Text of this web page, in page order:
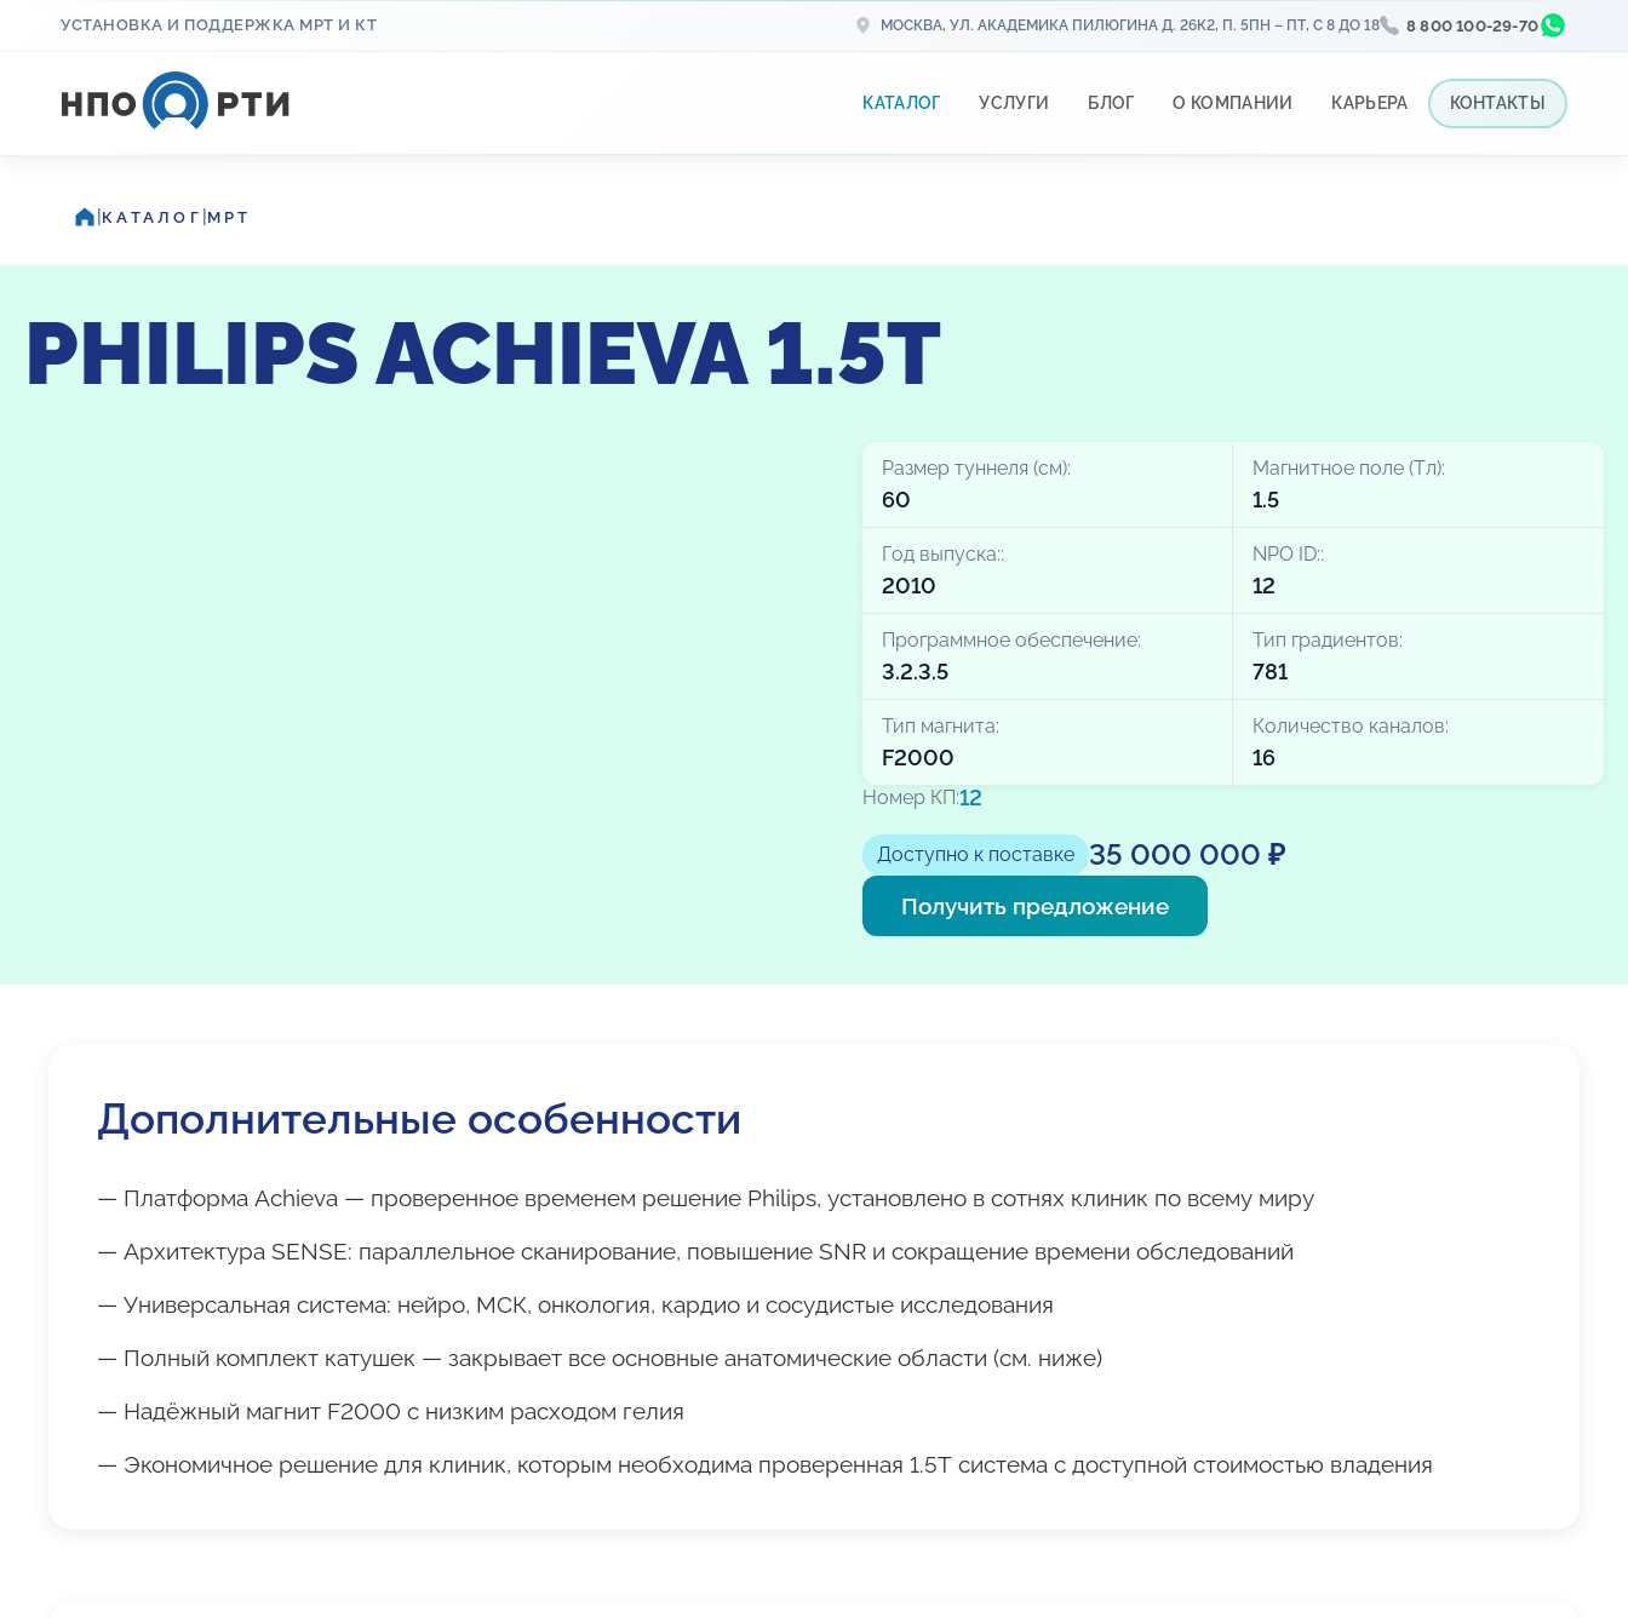
УСТАНОВКА И ПОДДЕРЖКА МРТ И КТ МОСКВА, УЛ. АКАДЕМИКА ПИЛЮГИНА Д. 26К2, П. 5ПН – ПТ, С 8 ДО 18 8 800 100-29-70
КАТАЛОГ УСЛУГИ БЛОГ О КОМПАНИИ КАРЬЕРА КОНТАКТЫ
|КАТАЛОГ |МРТ
PHILIPS ACHIEVA 1.5T
Размер туннеля (см):
60
Магнитное поле (Тл):
1.5
Год выпуска::
2010
NPO ID::
12
Программное обеспечение:
3.2.3.5
Тип градиентов:
781
Тип магнита:
F2000
Количество каналов:
16
Номер КП:12
Доступно к поставке 35 000 000 ₽
Получить предложение
Дополнительные особенности
— Платформа Achieva — проверенное временем решение Philips, установлено в сотнях клиник по всему миру
— Архитектура SENSE: параллельное сканирование, повышение SNR и сокращение времени обследований
— Универсальная система: нейро, МСК, онкология, кардио и сосудистые исследования
— Полный комплект катушек — закрывает все основные анатомические области (см. ниже)
— Надёжный магнит F2000 с низким расходом гелия
— Экономичное решение для клиник, которым необходима проверенная 1.5Т система с доступной стоимостью владения